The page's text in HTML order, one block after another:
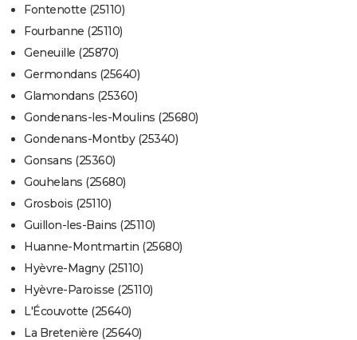
Fontenotte (25110)
Fourbanne (25110)
Geneuille (25870)
Germondans (25640)
Glamondans (25360)
Gondenans-les-Moulins (25680)
Gondenans-Montby (25340)
Gonsans (25360)
Gouhelans (25680)
Grosbois (25110)
Guillon-les-Bains (25110)
Huanne-Montmartin (25680)
Hyèvre-Magny (25110)
Hyèvre-Paroisse (25110)
L'Écouvotte (25640)
La Bretenière (25640)